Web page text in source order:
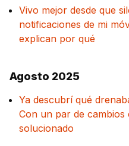
Vivo mejor desde que
notificaciones de mi
explican por qué
Agosto 2025
Ya descubrí qué
Con un par de cambios
solucionado